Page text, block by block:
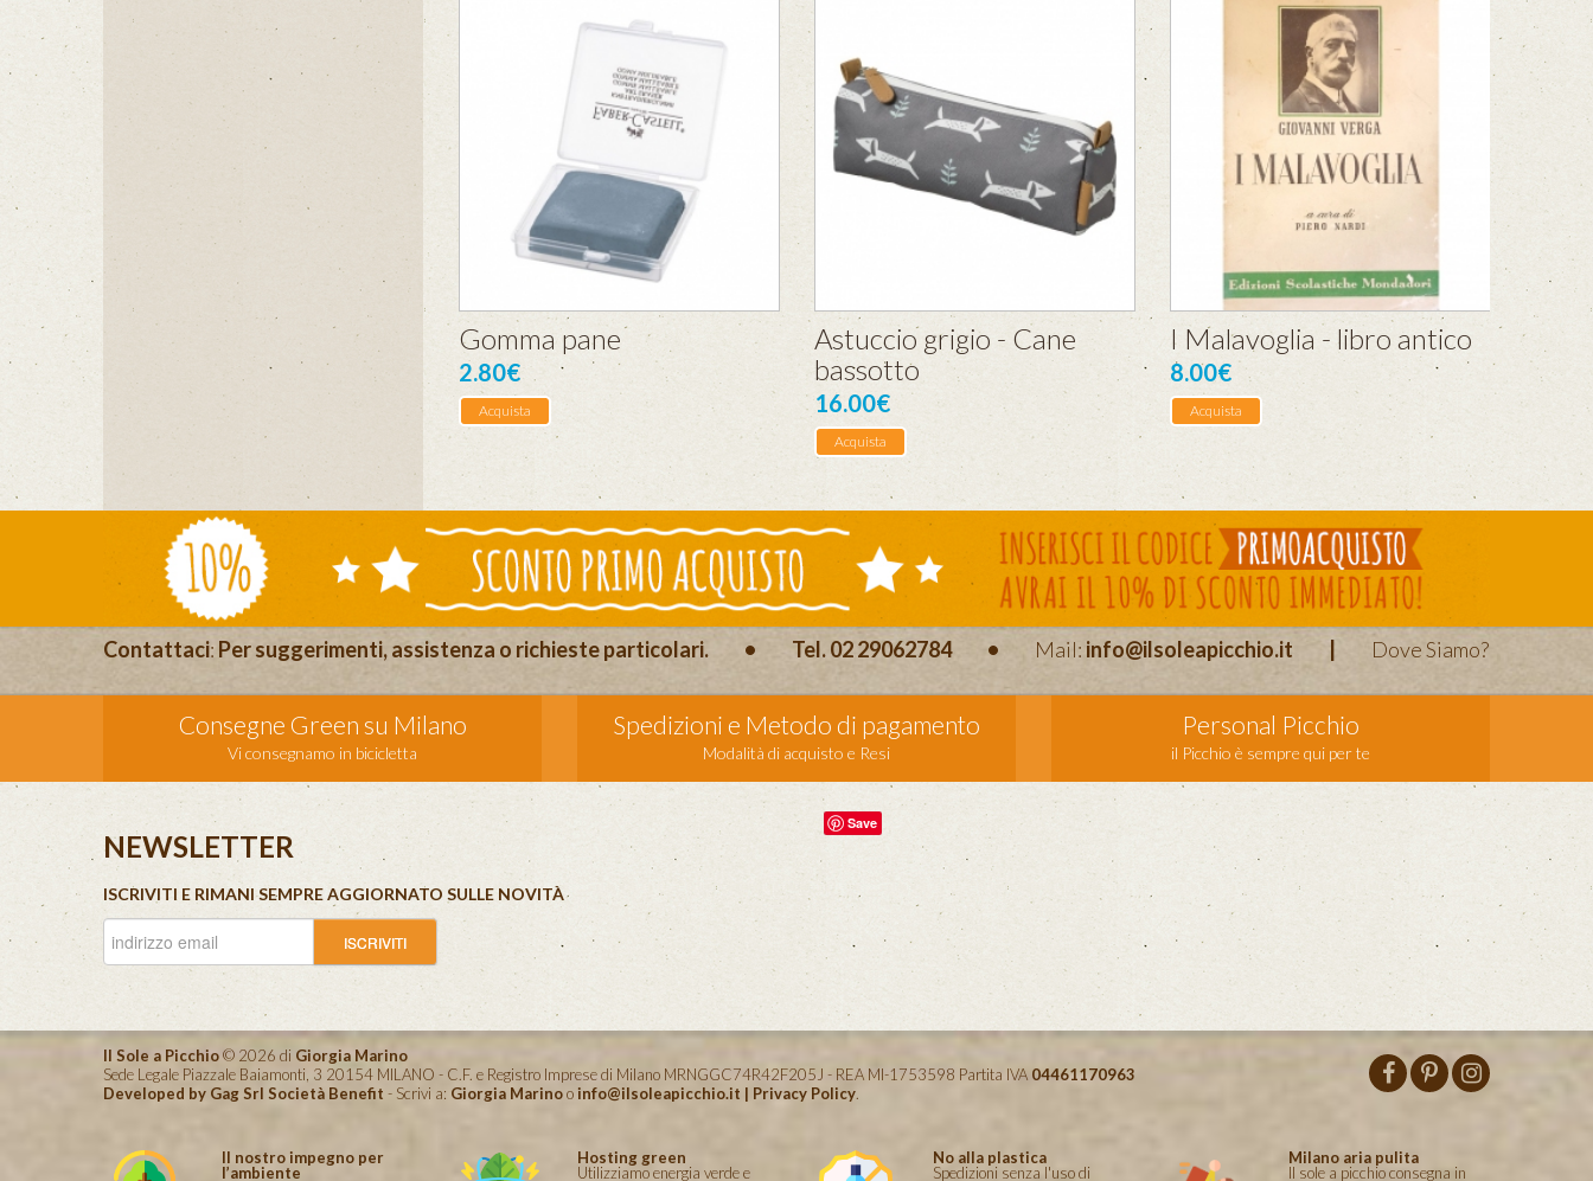
Gomma pane
2.80€
Acquista
Astuccio grigio - Cane
bassotto
16.00€
Acquista
I Malavoglia - libro antico
8.00€
Acquista
Contattaci: Per suggerimenti, assistenza o richieste particolari. • Tel. 02 29062784 • Mail: info@ilsoleapicchio.it | Dove Siamo?
Consegne Green su Milano
Vi consegnamo in bicicletta
Spedizioni e Metodo di pagamento
Modalità di acquisto e Resi
Personal Picchio
il Picchio è sempre qui per te
NEWSLETTER
ISCRIVITI E RIMANI SEMPRE AGGIORNATO SULLE NOVITÀ
Save
Il Sole a Picchio© 2026 di Giorgia Marino
Sede Legale Piazzale Baiamonti, 3 20154 MILANO - C.F. e Registro Imprese di Milano MRNGGC74R42F205J - REA MI-1753598 Partita IVA 04461170963
Developed by Gag Srl Società Benefit - Scrivi a: Giorgia Marinooinfo@ilsoleapicchio.it | Privacy Policy.
Il nostro impegno per
l’ambiente
Hosting green
Utilizziamo energia verde e
No alla plastica
Spedizioni senza l'uso di
Milano aria pulita
Il sole a picchio consegna in